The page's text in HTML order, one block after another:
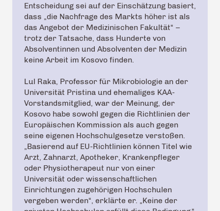
Entscheidung sei auf der Einschätzung basiert,
dass „die Nachfrage des Markts höher ist als
das Angebot der Medizinischen Fakultät“ –
trotz der Tatsache, dass Hunderte von
Absolventinnen und Absolventen der Medizin
keine Arbeit im Kosovo finden.
Lul Raka, Professor für Mikrobiologie an der
Universität Pristina und ehemaliges KAA-
Vorstandsmitglied, war der Meinung, der
Kosovo habe sowohl gegen die Richtlinien der
Europäischen Kommission als auch gegen
seine eigenen Hochschulgesetze verstoßen.
„Basierend auf EU-Richtlinien können Titel wie
Arzt, Zahnarzt, Apotheker, Krankenpfleger
oder Physiotherapeut nur von einer
Universität oder wissenschaftlichen
Einrichtungen zugehörigen Hochschulen
vergeben werden“, erklärte er. „Keine der